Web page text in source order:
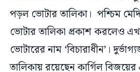
পড়ল ভোটার তালিকা। পশ্চিম
ভোটার তালিকা প্রকাশ করলেও
ভোটারের নাম ‘বিচারাধীন’।
তালিকায় রয়েছেন কার্গিল বিজয়ের